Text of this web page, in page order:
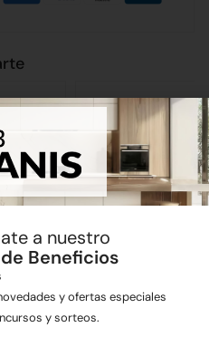
a nuestro
Beneficios
y ofertas especiales
y sorteos.